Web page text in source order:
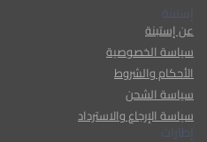
إستبنة
عن إستبنة
سياسة الخصوصية
الأحكام والشروط
سياسة الشحن
سياسة الإرجاع والاسترداد
إطارات